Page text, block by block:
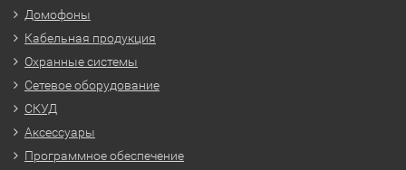
Домофоны
Кабельная продукция
Охранные системы
Сетевое оборудование
СКУД
Аксессуары
Программное обеспечение